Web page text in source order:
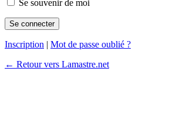
Se souvenir de moi
Inscription | Mot de passe oublié ?
← Retour vers Lamastre.net